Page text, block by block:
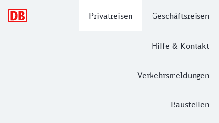
Privatreisen Geschäftsreisen
Hilfe & Kontakt
Verkehrsmeldungen
Baustellen